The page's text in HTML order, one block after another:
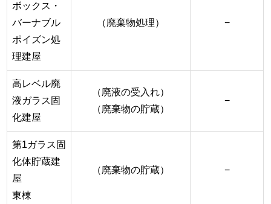
ボックス・
バーナブル
ポイズン処
理建屋
（廃棄物処理） −
高レベル廃
液ガラス固
化建屋
（廃液の受入れ）
（廃棄物の貯蔵）
−
第1ガラス固
化体貯蔵建
屋
東棟
（廃棄物の貯蔵） −